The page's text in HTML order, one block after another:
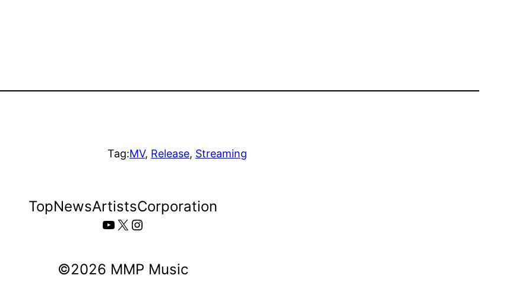
Tag:MV, Release, Streaming
TopNewsArtistsCorporation
YouTube
X Instagram
©️2026 MMP Music